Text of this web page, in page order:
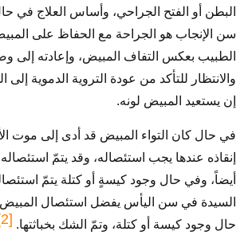
البطن أو الفتح الجراحي، وأساس العلاج في
سن الإنجاب هو الجراحة مع الحفاظ على
الطبيب بعكس التفاف المبيض، وإعادته إلى
والانتظار للتأكد من عودة التروية الدموية
إن يستعيد المبيض لونه.
في حال كان التواء المبيض قد أدى إلى موت
إنقاذه عندها يجب استئصاله، وقد يتمّ
أيضاً، وفي حال وجود كيسةٍ أو كتلة يتمّ
السيدة في سن اليأس يفضل استئصال
حال وجود كيسة أو كتلة، وتمّ الشك بخباثتها. [2]